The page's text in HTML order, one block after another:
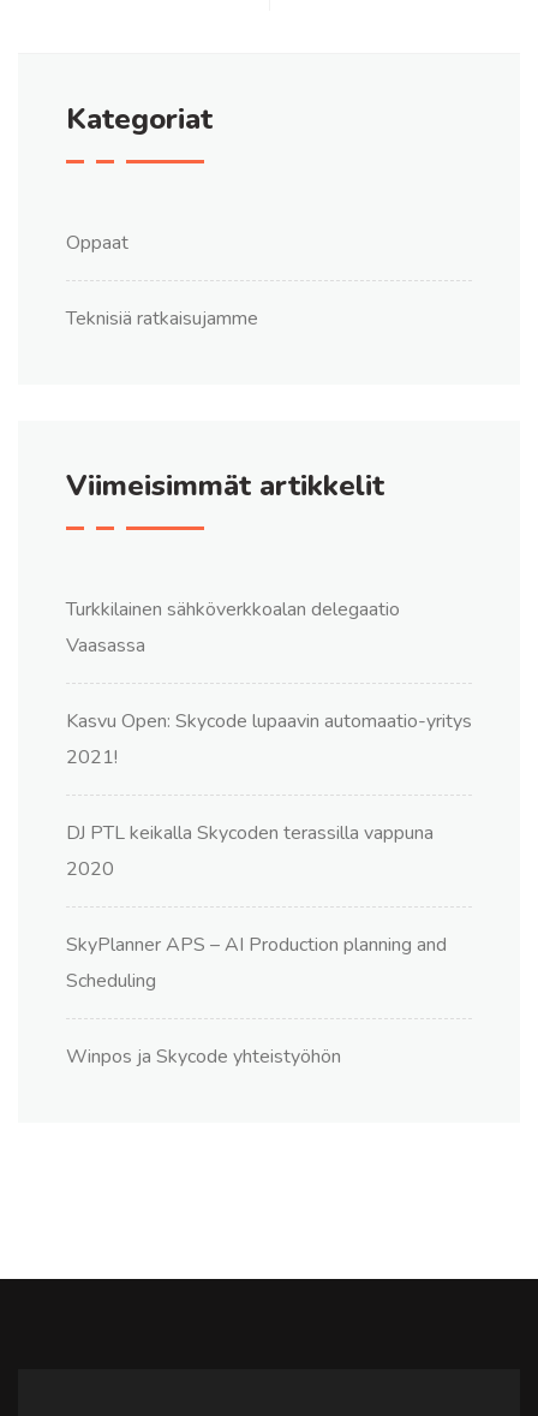
Kategoriat
Oppaat
Teknisiä ratkaisujamme
Viimeisimmät artikkelit
Turkkilainen sähköverkkoalan delegaatio
Vaasassa
Kasvu Open: Skycode lupaavin automaatio-yritys
2021!
DJ PTL keikalla Skycoden terassilla vappuna
2020
SkyPlanner APS – AI Production planning and
Scheduling
Winpos ja Skycode yhteistyöhön